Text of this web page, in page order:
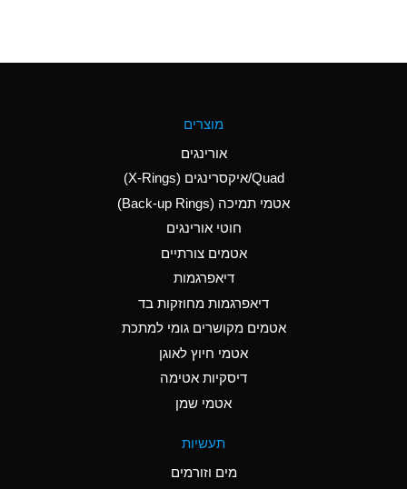
Aluminum Nitrate
(Aqueous)
Aluminum Phosphate
Ammonia Anhydrous
A
Ammonia Gas (cold)
A
Ammonia Gas (hot)
מוצרים
אורינגים
Quad/איקסרינגים (X-Rings)
אטמי תמיכה (Back-up Rings)
חוטי אורינגים
אטמים צורתיים
דיאפרגמות
דיאפרגמות מחוזקות בד
אטמים מקושרים גומי למתכת
אטמי חיוץ לאוגן
דיסקיות אטימה
אטמי שמן
תעשיות
מים וזורמים